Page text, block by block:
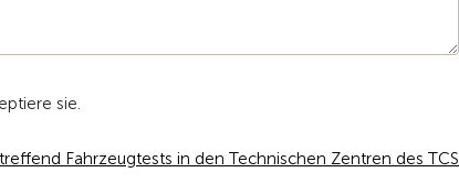
sie.
Fahrzeugtests in den Technischen Zentren des TCS